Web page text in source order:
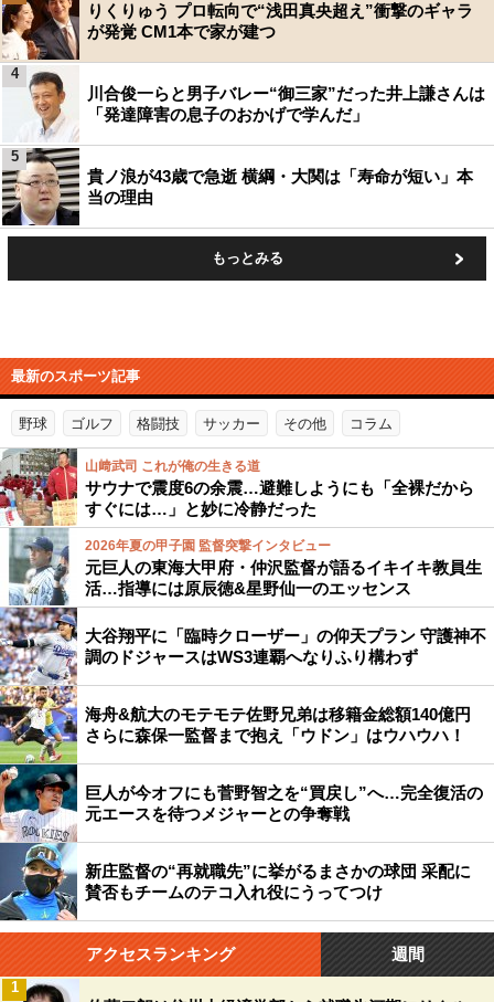
りくりゅう プロ転向で“浅田真央超え”衝撃のギャラ
が発覚 CM1本で家が建つ
川合俊一らと男子バレー“御三家”だった井上謙さんは
「発達障害の息子のおかげで学んだ」
4
貴ノ浪が43歳で急逝 横綱・大関は「寿命が短い」本
当の理由
5
もっとみる
最新のスポーツ記事
野球 ゴルフ 格闘技 サッカー その他 コラム
山﨑武司 これが俺の生きる道
サウナで震度6の余震…避難しようにも「全裸だから
すぐには…」と妙に冷静だった
2026年夏の甲子園 監督突撃インタビュー
元巨人の東海大甲府・仲沢監督が語るイキイキ教員生
活…指導には原辰徳&星野仙一のエッセンス
大谷翔平に「臨時クローザー」の仰天プラン 守護神不
調のドジャースはWS3連覇へなりふり構わず
海舟&航大のモテモテ佐野兄弟は移籍金総額140億円
さらに森保一監督まで抱え「ウドン」はウハウハ！
巨人が今オフにも菅野智之を“買戻し”へ…完全復活の
元エースを待つメジャーとの争奪戦
新庄監督の“再就職先”に挙がるまさかの球団 采配に
賛否もチームのテコ入れ役にうってつけ
アクセスランキング 週間
1